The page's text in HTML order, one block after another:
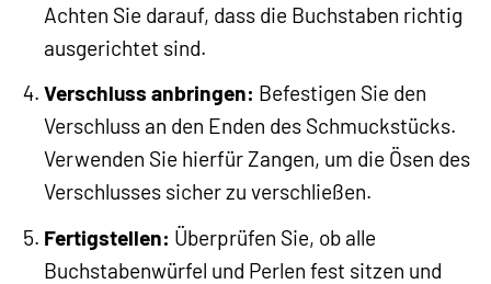
Achten Sie darauf, dass die Buchstaben richtig
ausgerichtet sind.
Verschluss anbringen: Befestigen Sie den
Verschluss an den Enden des Schmuckstücks.
Verwenden Sie hierfür Zangen, um die Ösen des
Verschlusses sicher zu verschließen.
Fertigstellen: Überprüfen Sie, ob alle
Buchstabenwürfel und Perlen fest sitzen und